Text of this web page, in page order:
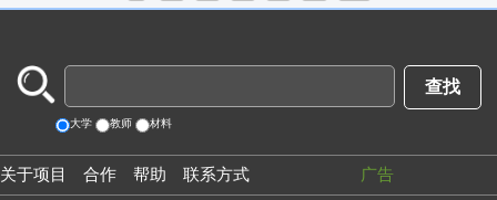
大学 教师 材料
关于项目 合作 帮助 联系方式 广告